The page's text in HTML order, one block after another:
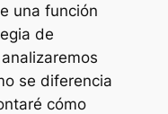
una función
de
se diferencia
cómo